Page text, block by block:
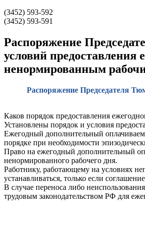
(3452) 593-592
(3452) 593-591
Распоряжение
условий предоставления
ненормированным
Распоряжение Председателя
Каков порядок предоставления
Установлены порядок и условия
Ежегодный дополнительный
порядке при необходимости
Право на ежегодный дополнительный
ненормированного рабочего дня.
Работнику, работающему на условиях
устанавливаться, только если
В случае переноса либо
трудовым законодательством РФ для